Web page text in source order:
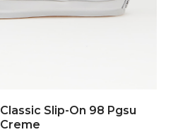
Slip-On 98 Pgsu
Creme